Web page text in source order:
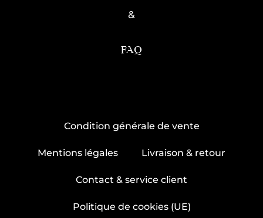
&
FAQ
Condition générale de vente
Mentions légales Livraison & retour
Contact & service client
Politique de cookies (UE)